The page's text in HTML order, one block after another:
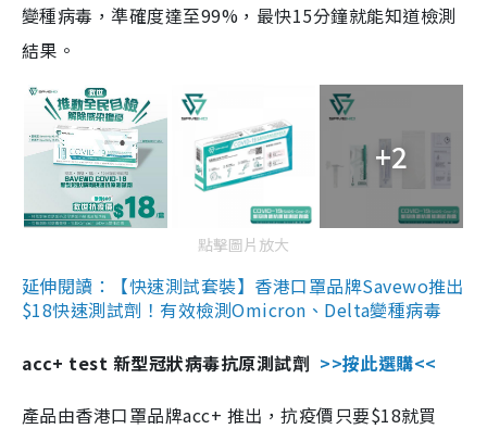
變種病毒，準確度達至99%，最快15分鐘就能知道檢測
結果。
+2
點擊圖片放大
延伸閱讀：【快速測試套裝】香港口罩品牌Savewo推出
$18快速測試劑！有效檢測Omicron、Delta變種病毒
acc+ test 新型冠狀病毒抗原測試劑 >>按此選購<<
產品由香港口罩品牌acc+ 推出，抗疫價只要$18就買